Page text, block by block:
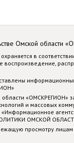
Омской области
, охраняется в
«ОМСКРЕГИОН»
и массовых
ОМСКОЙ
просмотру